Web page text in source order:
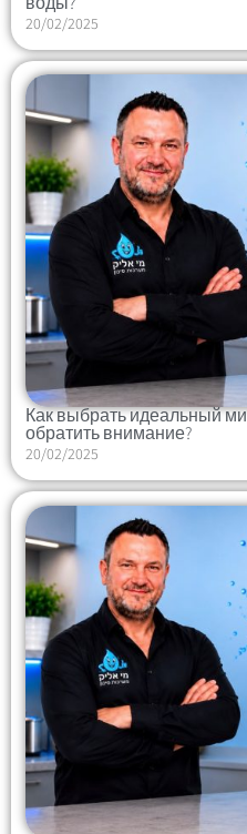
20/02/2025
Как выбрать идеальный
обратить внимание?
20/02/2025